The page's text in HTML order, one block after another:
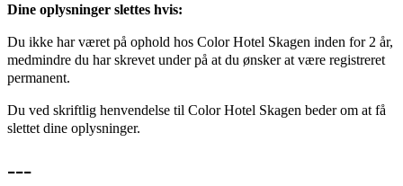
Dine oplysninger slettes hvis:
Du ikke har været på ophold hos Color Hotel Skagen inden for 2 år,
medmindre du har skrevet under på at du ønsker at være registreret
permanent.
Du ved skriftlig henvendelse til Color Hotel Skagen beder om at få
slettet dine oplysninger.
---